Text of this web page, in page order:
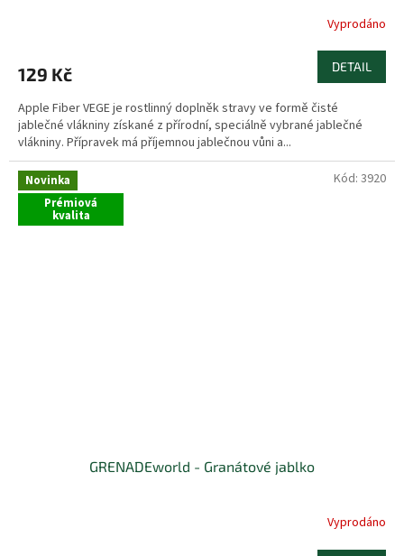
Vyprodáno
129 Kč DETAIL
Apple Fiber VEGE je rostlinný doplněk stravy ve formě čisté
jablečné vlákniny získané z přírodní, speciálně vybrané jablečné
vlákniny. Přípravek má příjemnou jablečnou vůni a...
Novinka
Prémiová
kvalita
GRENADEworld - Granátové jablko
Vyprodáno
Kód: 3920